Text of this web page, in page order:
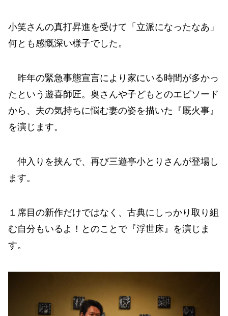
小笑さんの真打昇進を受けて「立派になったなあ」
何とも感慨深い様子でした。
昨年の緊急事態宣言により家にいる時間が多かっ
たという遊喜師匠。奥さんや子どもとのエピソード
から、夫の気持ちに悩む妻の姿を描いた『厩火事』
を演じます。
仲入りを挟んで、再び三遊亭小とりさんが登場し
ます。
１席目の新作だけではなく、古典にしっかり取り組
む自分もいるよ！とのことで『浮世床』を演じま
す。